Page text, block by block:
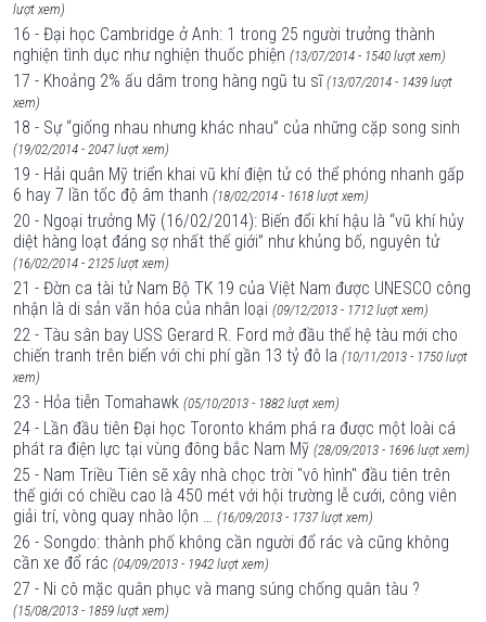
lượt xem)
16 - Đại học Cambridge ở Anh: 1 trong 25 người trưởng thành
nghiện tình dục như nghiện thuốc phiện (13/07/2014 - 1540 lượt xem)
17 - Khoảng 2% ấu dâm trong hàng ngũ tu sĩ (13/07/2014 - 1439 lượt
xem)
18 - Sự “giống nhau nhưng khác nhau” của những cặp song sinh
(19/02/2014 - 2047 lượt xem)
19 - Hải quân Mỹ triển khai vũ khí điện tử có thể phóng nhanh gấp
6 hay 7 lần tốc độ âm thanh (18/02/2014 - 1618 lượt xem)
20 - Ngoại trưởng Mỹ (16/02/2014): Biến đổi khí hậu là “vũ khí hủy
diệt hàng loạt đáng sợ nhất thế giới” như khủng bố, nguyên tử
(16/02/2014 - 2125 lượt xem)
21 - Đờn ca tài tử Nam Bộ TK 19 của Việt Nam được UNESCO công
nhận là di sản văn hóa của nhân loại (09/12/2013 - 1712 lượt xem)
22 - Tàu sân bay USS Gerard R. Ford mở đầu thế hệ tàu mới cho
chiến tranh trên biển với chi phí gần 13 tỷ đô la (10/11/2013 - 1750 lượt
xem)
23 - Hỏa tiễn Tomahawk (05/10/2013 - 1882 lượt xem)
24 - Lần đầu tiên Đại học Toronto khám phá ra được một loài cá
phát ra điện lực tại vùng đông bắc Nam Mỹ (28/09/2013 - 1696 lượt xem)
25 - Nam Triều Tiên sẽ xây nhà chọc trời "vô hình" đầu tiên trên
thế giới có chiều cao là 450 mét với hội trường lễ cưới, công viên
giải trí, vòng quay nhào lộn … (16/09/2013 - 1737 lượt xem)
26 - Songdo: thành phố không cần người đổ rác và cũng không
cần xe đổ rác (04/09/2013 - 1942 lượt xem)
27 - Ni cô mặc quân phục và mang súng chống quân tàu ?
(15/08/2013 - 1859 lượt xem)